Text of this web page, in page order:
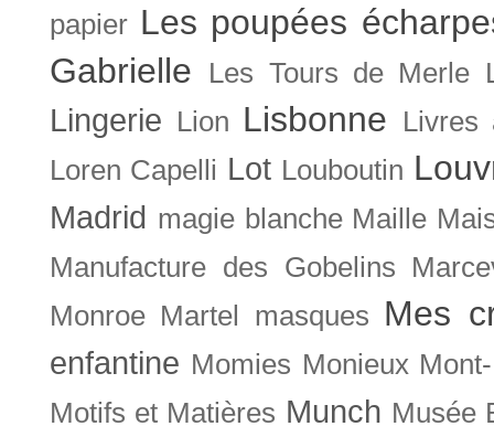
papier Les poupées
Gabrielle
Les Tours de Merle
Lingerie Lion Lisbonne
Livres
Loren Capelli Lot Louboutin
Madrid magie blanche Maille
Manufacture des Gobelins
Monroe Martel masques Mes
enfantine Momies Monieux
Motifs et Matières Munch Musée